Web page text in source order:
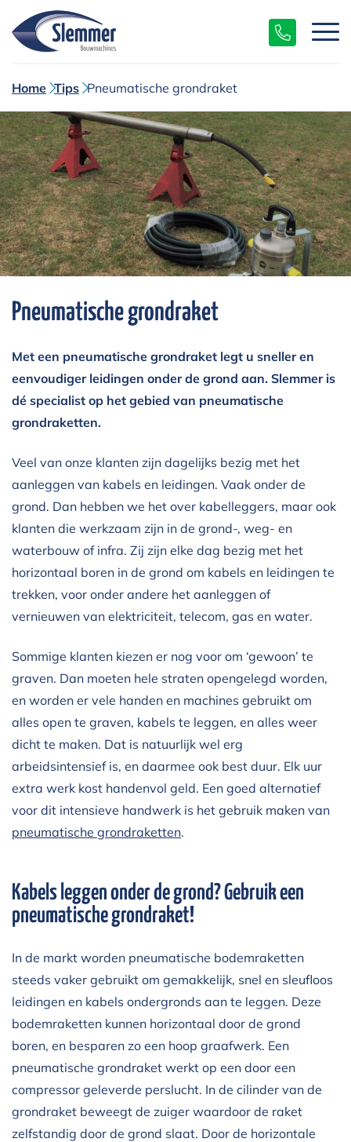
Home Tips Pneumatische grondraket
Pneumatische grondraket
Met een pneumatische grondraket legt u sneller en
eenvoudiger leidingen onder de grond aan. Slemmer is
dé specialist op het gebied van pneumatische
grondraketten.
Veel van onze klanten zijn dagelijks bezig met het
aanleggen van kabels en leidingen. Vaak onder de
grond. Dan hebben we het over kabelleggers, maar ook
klanten die werkzaam zijn in de grond-, weg- en
waterbouw of infra. Zij zijn elke dag bezig met het
horizontaal boren in de grond om kabels en leidingen te
trekken, voor onder andere het aanleggen of
vernieuwen van elektriciteit, telecom, gas en water.
Sommige klanten kiezen er nog voor om ‘gewoon’ te
graven. Dan moeten hele straten opengelegd worden,
en worden er vele handen en machines gebruikt om
alles open te graven, kabels te leggen, en alles weer
dicht te maken. Dat is natuurlijk wel erg
arbeidsintensief is, en daarmee ook best duur. Elk uur
extra werk kost handenvol geld. Een goed alternatief
voor dit intensieve handwerk is het gebruik maken van
pneumatische grondraketten.
Kabels leggen onder de grond? Gebruik een
pneumatische grondraket!
In de markt worden pneumatische bodemraketten
steeds vaker gebruikt om gemakkelijk, snel en sleufloos
leidingen en kabels ondergronds aan te leggen. Deze
bodemraketten kunnen horizontaal door de grond
boren, en besparen zo een hoop graafwerk. Een
pneumatische grondraket werkt op een door een
compressor geleverde perslucht. In de cilinder van de
grondraket beweegt de zuiger waardoor de raket
zelfstandig door de grond slaat. Door de horizontale